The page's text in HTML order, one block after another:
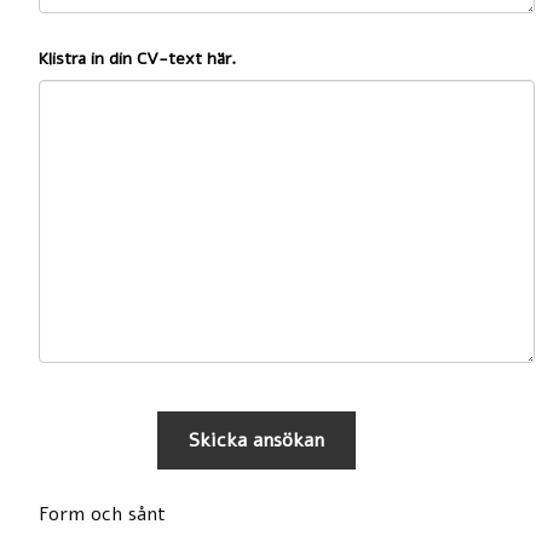
Klistra in din CV-text här.
Form och sånt